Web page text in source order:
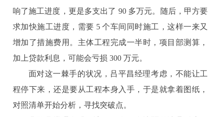
响了施工进度，更是多支出了 90 多万元。随后，甲方要
求加快施工进度，需要 5 个车间同时施工，这样一来又
增加了措施费用。主体工程完成一半时，项目部测算，
加上贷款利息，可能会亏损 300 万元。
面对这一棘手的状况，吕平昌经理考虑，不能让工
程停下来，还是要从工程本身入手，于是就拿着图纸，
对照清单开始分析，寻找突破点。